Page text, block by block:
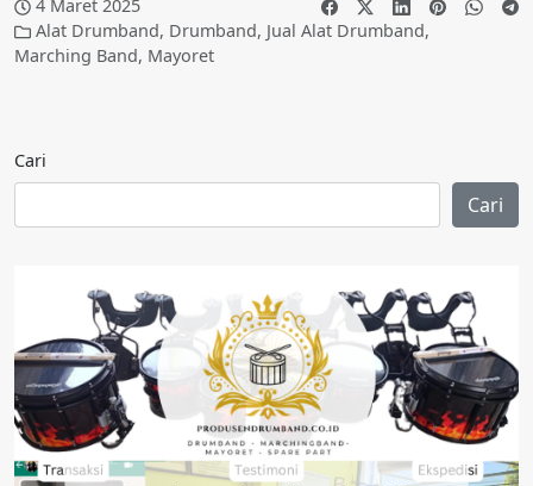
4 Maret 2025
Alat Drumband, Drumband, Jual Alat Drumband,
Marching Band, Mayoret
Cari
Cari